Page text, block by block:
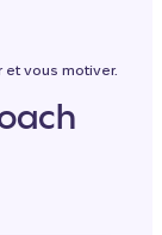
et vous motiver.